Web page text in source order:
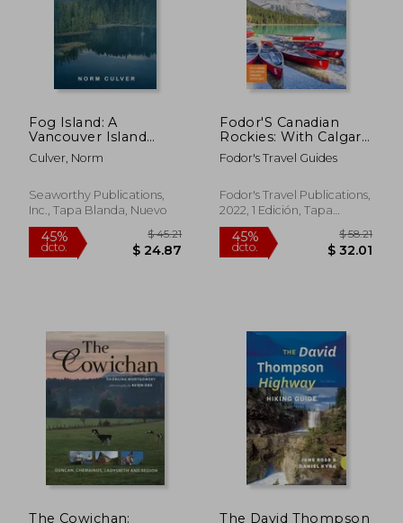
40%
dcto. $ 45.94
45%
dcto.
40% 40%
Fog Island: A
Vancouver Island
Circumnavigation Full
of Surprises (en
Culver, Norm
Seaworthy Publications,
Inc., Tapa Blanda, Nuevo
Fodor'S Canadian
Rockies: With Calgary,
Banff, and Jasper
National Parks (Full-
(en Inglés)
Fodor's Travel Guides
Fodor's Travel Publications,
2022, 1 Edición, Tapa
Blanda, Nuevo
The Cowichan: The David Thompson